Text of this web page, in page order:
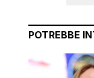
POTREBBE